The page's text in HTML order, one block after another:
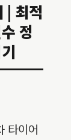
| 최적
정
타이어